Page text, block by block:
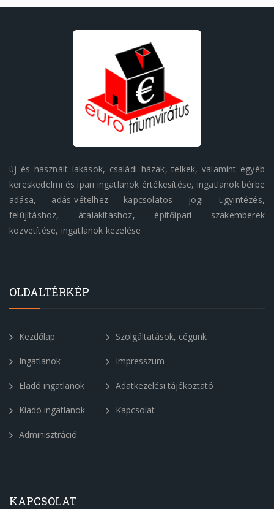
új és használt lakások, családi házak, telkek, valamint egyéb
kereskedelmi és ipari ingatlanok értékesítése, ingatlanok bérbe
adása, adás-vételhez kapcsolatos jogi ügyintézés,
felújításhoz, átalakításhoz, építőipari szakemberek
közvetítése, ingatlanok kezelése
OLDALTÉRKÉP
Kezdőlap
Ingatlanok
Eladó ingatlanok
Kiadó ingatlanok
Adminisztráció
Szolgáltatások, cégünk
Impresszum
Adatkezelési tájékoztató
Kapcsolat
KAPCSOLAT